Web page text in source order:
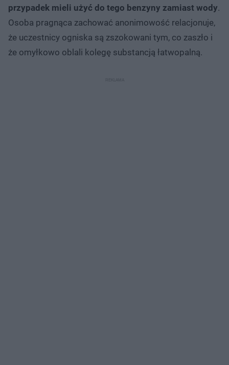
przypadek mieli użyć do tego benzyny zamiast wody.
Osoba pragnąca zachować anonimowość relacjonuje,
że uczestnicy ogniska są zszokowani tym, co zaszło i
że omyłkowo oblali kolegę substancją łatwopalną.